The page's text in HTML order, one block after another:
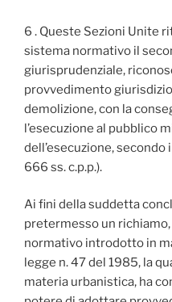
6 . Queste Sezioni Unite
sistema normativo il
giurisprudenziale,
provvedimento
demolizione, con la
l’esecuzione al pubblico
dell’esecuzione,
666 ss. c.p.p.).
Ai fini della suddetta
pretermesso un
normativo introdotto in
legge n. 47 del 1985, la
materia urbanistica, ha